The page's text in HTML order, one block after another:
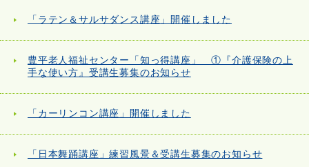
「ラテン＆サルサダンス講座」開催しました
豊平老人福祉センター「知っ得講座」 ①『介護保険の上
手な使い方』受講生募集のお知らせ
「カーリンコン講座」開催しました
「日本舞踊講座」練習風景＆受講生募集のお知らせ